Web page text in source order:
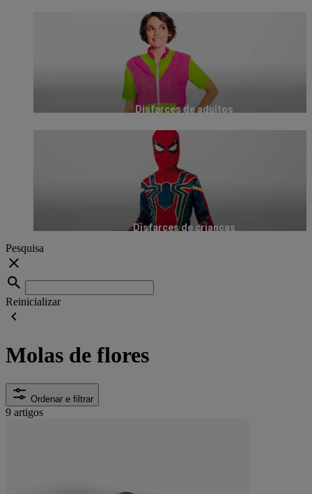
Disfarces de adultos
Disfarces de crianças
Pesquisa
Reinicializar
Molas de flores
Ordenar e filtrar
9 artigos